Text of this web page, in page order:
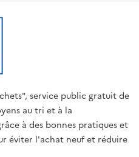
service public gratuit de
au tri et à la
à des bonnes pratiques et
éviter l'achat neuf et réduire